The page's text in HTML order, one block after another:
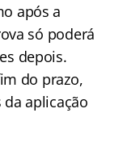
após a
só poderá
depois.
do prazo,
aplicação